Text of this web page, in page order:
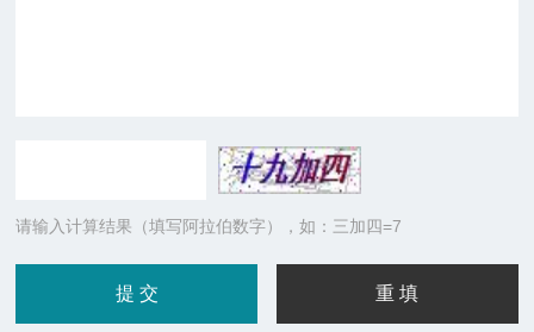
请输入计算结果（填写阿拉伯数字），如：三加四=7